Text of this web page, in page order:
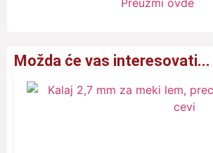
Preuzmi ovde
Možda će vas interesovati...